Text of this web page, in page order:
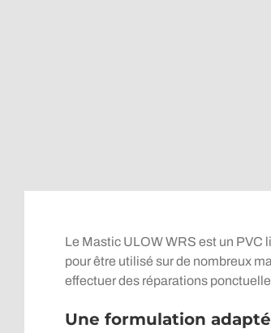
Le Mastic ULOW WRS est un PVC
pour être utilisé sur de nombreux
effectuer des réparations
Une formulation